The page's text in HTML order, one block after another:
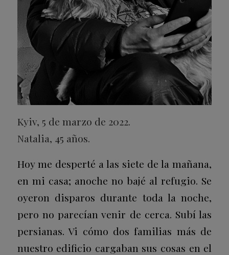
Kyiv, 5 de marzo de 2022.
Natalia, 45 años.
Hoy me desperté a las siete de la mañana,
en mi casa; anoche no bajé al refugio. Se
oyeron disparos durante toda la noche,
pero no parecían venir de cerca. Subí las
persianas. Vi cómo dos familias más de
nuestro edificio cargaban sus cosas en el